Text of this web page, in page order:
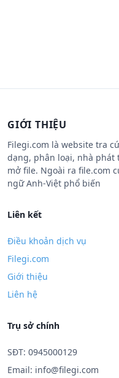
GIỚI THIỆU
Filegi.com là website tra
dạng, phân loại, nhà phát
mở file. Ngoài ra file.com
ngữ Anh-Việt phổ biến
Liên kết
Điều khoản dịch vụ
Filegi.com
Giới thiệu
Liên hệ
Trụ sở chính
SĐT: 0945000129
Email: info@filegi.com